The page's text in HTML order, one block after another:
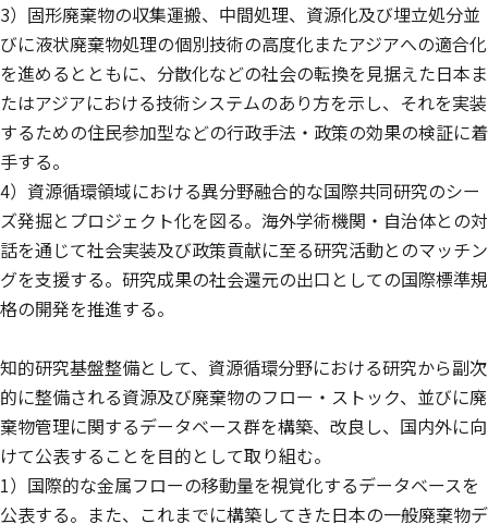
3）固形廃棄物の収集運搬、中間処理、資源化及び埋立処分並
びに液状廃棄物処理の個別技術の高度化またアジアへの適合化
を進めるとともに、分散化などの社会の転換を見据えた日本ま
たはアジアにおける技術システムのあり方を示し、それを実装
するための住民参加型などの行政手法・政策の効果の検証に着
手する。
4）資源循環領域における異分野融合的な国際共同研究のシー
ズ発掘とプロジェクト化を図る。海外学術機関・自治体との対
話を通じて社会実装及び政策貢献に至る研究活動とのマッチン
グを支援する。研究成果の社会還元の出口としての国際標準規
格の開発を推進する。
知的研究基盤整備として、資源循環分野における研究から副次
的に整備される資源及び廃棄物のフロー・ストック、並びに廃
棄物管理に関するデータベース群を構築、改良し、国内外に向
けて公表することを目的として取り組む。
1）国際的な金属フローの移動量を視覚化するデータベースを
公表する。また、これまでに構築してきた日本の一般廃棄物デ